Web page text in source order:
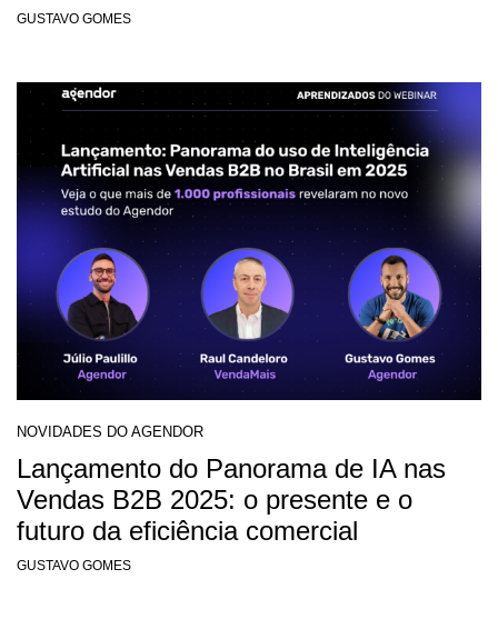
GUSTAVO GOMES
NOVIDADES DO AGENDOR
Lançamento do Panorama de IA nas
Vendas B2B 2025: o presente e o
futuro da eficiência comercial
GUSTAVO GOMES